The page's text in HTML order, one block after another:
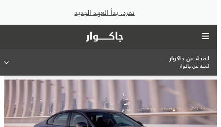
تفرد. بدأ العهد الجديد
لمحة عن جاكوار
لمحة عن جاكوار